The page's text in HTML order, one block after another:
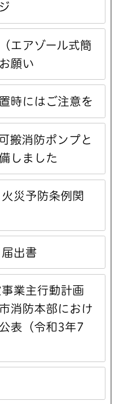
エアゾール式簡
願い
時にはご注意を
搬消防ポンプと
しました
災予防条例関
出書
業主行動計画
消防本部におけ
表（令和3年7